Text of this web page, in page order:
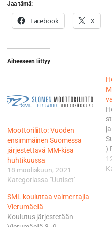
Jaa tämä:
Facebook X
Aiheeseen liittyy
Moottoriliitto: Vuoden
ensimmäinen Suomessa
järjestettävä MM-kisa
huhtikuussa
18 maaliskuun, 2021
Kategoriassa "Uutiset"
)
SML kouluttaa valmentajia
Vierumäellä
Koulutus järjestetään